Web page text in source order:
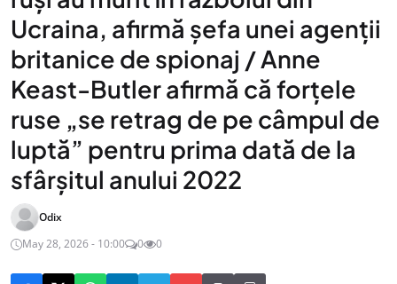
Ucraina, afirmă șefa unei agenții
britanice de spionaj / Anne
Keast-Butler afirmă că forțele
ruse „se retrag de pe câmpul de
luptă” pentru prima dată de la
sfârșitul anului 2022
Odix
May 28, 2026 - 10:00
0 0